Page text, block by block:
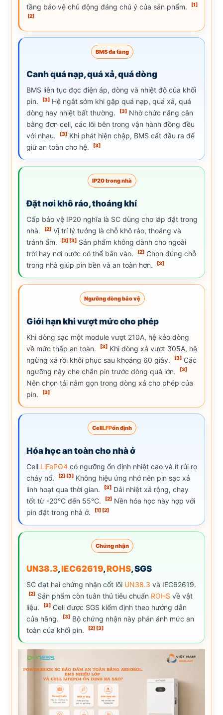
tầng bảo vệ chủ động đáng chú ý của sản phẩm.
[1]
[2]
BMS đa tầng
Canh quá nạp, quá xả, quá dòng
BMS liên tục đọc điện áp, dòng và nhiệt độ của khối
pin.
[3] Hệ ngắt sớm khi gặp quá nạp, quá xả, quá
dòng hay nhiệt bất thường.
[3] Nhờ chức năng cân
bằng đơn cell, các lõi bên trong vận hành đồng đều
với nhau.
[3] Khi phát hiện chập, BMS cắt đầu ra để
giữ an toàn cho hệ.
[3]
IP20 trong nhà
Đặt nơi khô ráo, thoáng khí
Cấp bảo vệ IP20 nghĩa là SC dùng cho lắp đặt trong
nhà.
[2] Vị trí lý tưởng là chỗ khô ráo, thoáng và
tránh ẩm.
[2] [3] Sản phẩm không dành cho ngoài
trời hay nơi nước có thể bắn vào.
[2] Chọn đúng chỗ
trong nhà giúp pin bền và an toàn hơn.
[3]
Ngưỡng dòng bảo vệ
Giới hạn khi vượt mức cho phép
Khi dòng sạc một module vượt 210A, hệ kéo dòng
về mức thấp an toàn.
[3] Khi dòng xả vượt 305A, hệ
ngừng xả rồi khôi phục sau khoảng 60 giây.
[3] Các
ngưỡng này che chắn pin trước dòng quá lớn.
[3]
Nên chọn tải nằm gọn trong dòng xả cho phép của
pin.
[3]
CellLFPổn định
Hóa học an toàn cho nhà ở
Cell LiFePO4 có ngưỡng ổn định nhiệt cao và ít rủi ro
cháy nổ.
[2] [3] Không hiệu ứng nhớ nên pin sạc xả
linh hoạt qua thời gian.
[3] Dải nhiệt xả rộng, chạy
tốt từ -20°C đến 55°C.
[2] Nền hóa học này hợp với
pin đặt trong nhà ở.
[1] [2]
Chứng nhận
UN38.3,IEC62619,ROHS, SGS
SC đạt hai chứng nhận cốt lõi UN38.3 và IEC62619.
[2] Sản phẩm còn tuân thủ tiêu chuẩn ROHS về vật
liệu.
[3] Cell được SGS kiểm định theo hướng dẫn
của hãng.
[3] Bộ chứng nhận này phản ánh mức an
toàn của khối pin.
[2] [3]